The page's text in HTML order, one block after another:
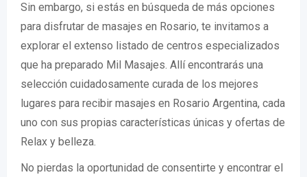
Sin embargo, si estás en búsqueda de más opciones
para disfrutar de masajes en Rosario, te invitamos a
explorar el extenso listado de centros especializados
que ha preparado Mil Masajes. Allí encontrarás una
selección cuidadosamente curada de los mejores
lugares para recibir masajes en Rosario Argentina, cada
uno con sus propias características únicas y ofertas de
Relax y belleza.
No pierdas la oportunidad de consentirte y encontrar el